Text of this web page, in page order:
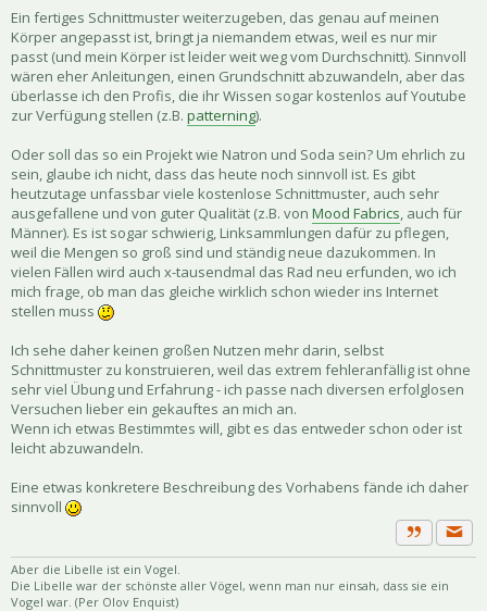
Ein fertiges Schnittmuster weiterzugeben, das genau auf meinen
Körper angepasst ist, bringt ja niemandem etwas, weil es nur mir
passt (und mein Körper ist leider weit weg vom Durchschnitt). Sinnvoll
wären eher Anleitungen, einen Grundschnitt abzuwandeln, aber das
überlasse ich den Profis, die ihr Wissen sogar kostenlos auf Youtube
zur Verfügung stellen (z.B. patterning).
Oder soll das so ein Projekt wie Natron und Soda sein? Um ehrlich zu
sein, glaube ich nicht, dass das heute noch sinnvoll ist. Es gibt
heutzutage unfassbar viele kostenlose Schnittmuster, auch sehr
ausgefallene und von guter Qualität (z.B. von Mood Fabrics, auch für
Männer). Es ist sogar schwierig, Linksammlungen dafür zu pflegen,
weil die Mengen so groß sind und ständig neue dazukommen. In
vielen Fällen wird auch x-tausendmal das Rad neu erfunden, wo ich
mich frage, ob man das gleiche wirklich schon wieder ins Internet
stellen muss
Ich sehe daher keinen großen Nutzen mehr darin, selbst
Schnittmuster zu konstruieren, weil das extrem fehleranfällig ist ohne
sehr viel Übung und Erfahrung - ich passe nach diversen erfolglosen
Versuchen lieber ein gekauftes an mich an.
Wenn ich etwas Bestimmtes will, gibt es das entweder schon oder ist
leicht abzuwandeln.
Eine etwas konkretere Beschreibung des Vorhabens fände ich daher
sinnvoll
Zitat
Aber die Libelle ist ein Vogel.
Die Libelle war der schönste aller Vögel, wenn man nur einsah, dass sie ein
Vogel war. (Per Olov Enquist)